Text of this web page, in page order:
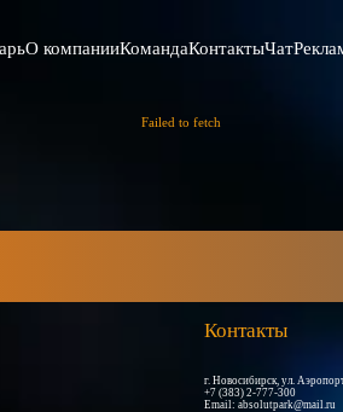
О компанииКомандаКонтактыЧат
Failed to fetch
Контакты
г. Новосибирск, ул.
+7 (383) 2-777-300
Email: absolutpark@mail.ru